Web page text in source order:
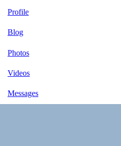
Profile
Blog
Photos
Videos
Messages